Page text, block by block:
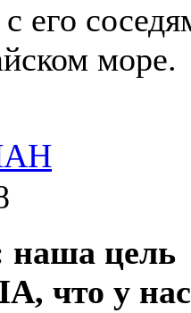
его
море.
цель
что у